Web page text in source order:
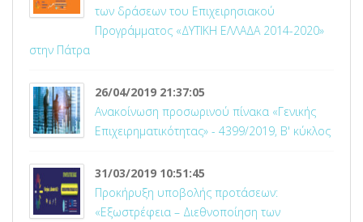
των δράσεων του Επιχειρησιακού
Προγράμματος «ΔΥΤΙΚΗ ΕΛΛΑΔΑ 2014-2020»
στην Πάτρα
26/04/2019 21:37:05
Ανακοίνωση προσωρινού πίνακα «Γενικής
Επιχειρηματικότητας» - 4399/2019, Β' κύκλος
31/03/2019 10:51:45
Προκήρυξη υποβολής προτάσεων:
«Εξωστρέφεια – Διεθνοποίηση των